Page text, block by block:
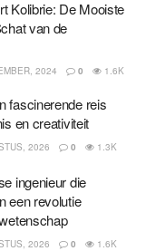
Kolibrie: De Mooiste
van de
2024 0 1.6K
fascinerende reis
en creativiteit
2026 0 1.3K
ingenieur die
een revolutie
2026 0 1.6K